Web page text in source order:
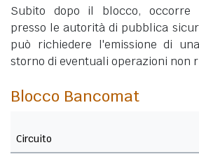
Subito dopo il blocco, occorre
presso le autorità di pubblica
può richiedere l'emissione di
storno di eventuali operazioni non
Blocco Bancomat
Circuito